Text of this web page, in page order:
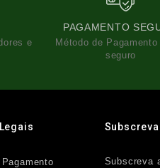
e
PAGAMENTO
Método de Pagamento
seguro
Subscreva